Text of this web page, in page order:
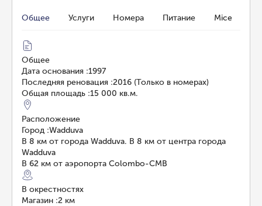
Общее Услуги Номера Питание Mice
Общее
Дата основания :1997
Последняя реновация :2016 (Только в номерах)
Общая площадь :15 000 кв.м.
Расположение
Город :Wadduva
В 8 км от города Wadduva. В 8 км от центра города
Wadduva
В 62 км от аэропорта Colombo-CMB
В окрестностях
Магазин :2 км